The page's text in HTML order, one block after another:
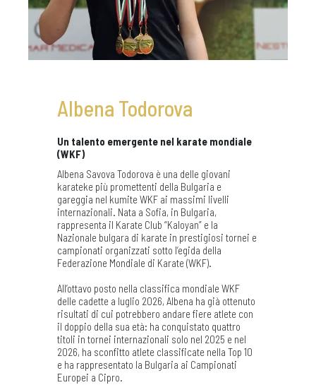
Albena Todorova
Un talento emergente nel karate mondiale
(WKF)
Albena Savova Todorova è una delle giovani
karateke più promettenti della Bulgaria e
gareggia nel kumite WKF ai massimi livelli
internazionali. Nata a Sofia, in Bulgaria,
rappresenta il Karate Club “Kaloyan” e la
Nazionale bulgara di karate in prestigiosi tornei e
campionati organizzati sotto l’egida della
Federazione Mondiale di Karate (WKF).
All’ottavo posto nella classifica mondiale WKF
delle cadette a luglio 2026, Albena ha già ottenuto
risultati di cui potrebbero andare fiere atlete con
il doppio della sua età: ha conquistato quattro
titoli in tornei internazionali solo nel 2025 e nel
2026, ha sconfitto atlete classificate nella Top 10
e ha rappresentato la Bulgaria ai Campionati
Europei a Cipro.